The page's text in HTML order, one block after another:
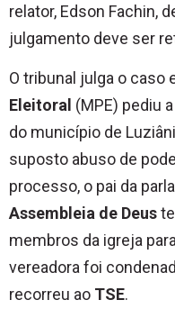
relator, Edson Fachin,
julgamento deve ser
O tribunal julga o caso
Eleitoral (MPE) pediu
do município de
suposto abuso de
processo, o pai da
Assembleia de Deus
membros da igreja
vereadora foi
recorreu ao TSE.